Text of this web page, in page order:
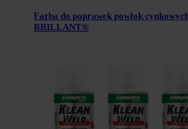
Farba do poprawek powłok
BRILLANT®